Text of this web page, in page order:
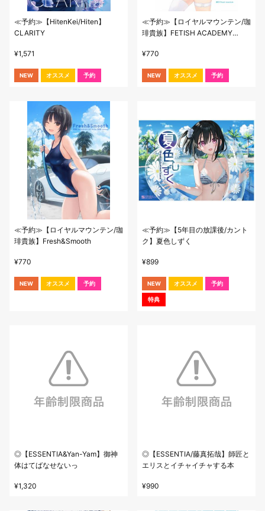
≪予約≫【HitenKei/Hiten】
CLARITY
¥1,571
NEW オススメ 予約
≪予約≫【ロイヤルマウンテン/珈
琲貴族】FETISH ACADEMY
¥770
NEW オススメ 予約
≪予約≫【ロイヤルマウンテン/珈
琲貴族】Fresh&Smooth
¥770
NEW オススメ 予約
≪予約≫【5年目の放課後/カント
ク】夏色しずく
¥899
NEW オススメ 予約
特典
◎【ESSENTIA&Yan-Yam】御神
体はてばなせないっ
¥1,320
◎【ESSENTIA/藤真拓哉】師匠と
エリスとイチャイチャする本
¥990